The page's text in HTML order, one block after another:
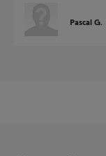
Pascal G.